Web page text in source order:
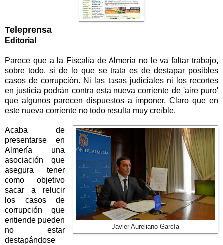
Teleprensa
Editorial
Parece que a la Fiscalía de Almería no le va faltar trabajo,
sobre todo, si de lo que se trata es de destapar posibles
casos de corrupción. Ni las tasas judiciales ni los recortes
en justicia podrán contra esta nueva corriente de 'aire puro'
que algunos parecen dispuestos a imponer. Claro que en
este nueva corriente no todo resulta muy creíble.
Javier Aureliano García
Acaba de
presentarse en
Almería una
asociación que
asegura tener
como objetivo
sacar a relucir
los casos de
corrupción que
entiende pueden
no estar
destapándose